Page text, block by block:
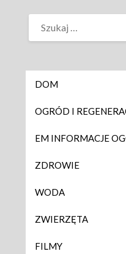
DOM
OGRÓD I
EM INFORMACJE
ZDROWIE
WODA
ZWIERZĘTA
FILMY